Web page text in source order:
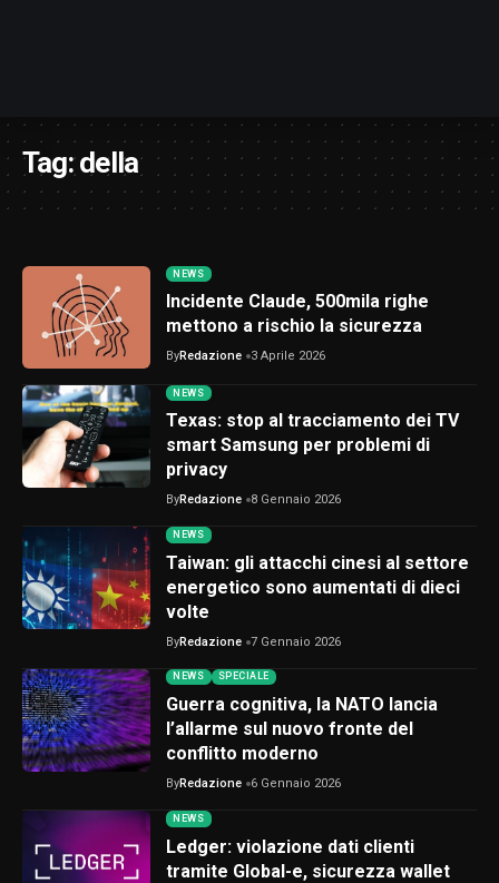
Tag:della
NEWS
Incidente Claude, 500mila righe
mettono a rischio la sicurezza
ByRedazione 3 Aprile 2026
NEWS
Texas: stop al tracciamento dei TV
smart Samsung per problemi di
privacy
ByRedazione 8 Gennaio 2026
NEWS
Taiwan: gli attacchi cinesi al settore
energetico sono aumentati di dieci
volte
ByRedazione 7 Gennaio 2026
NEWS SPECIALE
Guerra cognitiva, la NATO lancia
l’allarme sul nuovo fronte del
conflitto moderno
ByRedazione 6 Gennaio 2026
NEWS
Ledger: violazione dati clienti
tramite Global-e, sicurezza wallet